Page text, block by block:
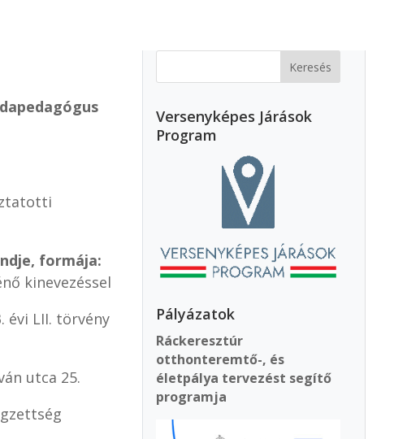
formája:
kinevezéssel
évi LII. törvény
utca 25.
Versenyképes Járások
Program
Pályázatok
Ráckeresztúr
otthonteremtő-, és
életpálya tervezést segítő
programja